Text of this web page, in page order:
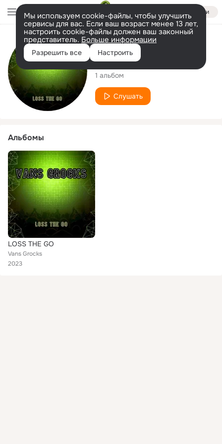
Войти
Мы используем cookie-файлы, чтобы улучшить
сервисы для вас. Если ваш возраст менее 13 лет,
настроить cookie-файлы должен ваш законный
представитель. Больше информации
Разрешить все Настроить
Исполнитель
Vans Grocks
1 альбом
Слушать
Альбомы
LOSS THE GO
Vans Grocks
2023